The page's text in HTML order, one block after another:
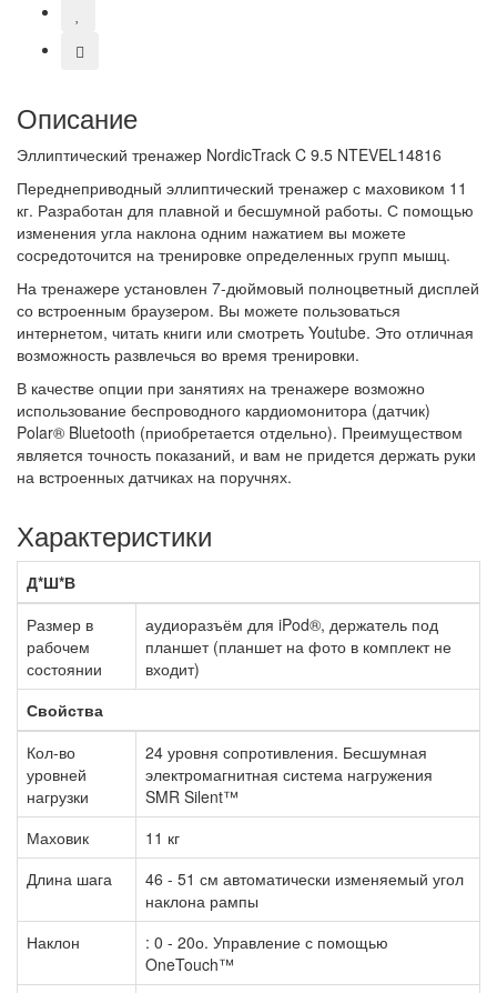
Описание
Эллиптический тренажер NordicTrack C 9.5 NTEVEL14816
Переднеприводный эллиптический тренажер с маховиком 11
кг. Разработан для плавной и бесшумной работы. С помощью
изменения угла наклона одним нажатием вы можете
сосредоточится на тренировке определенных групп мышц.
На тренажере установлен 7-дюймовый полноцветный дисплей
со встроенным браузером. Вы можете пользоваться
интернетом, читать книги или смотреть Youtube. Это отличная
возможность развлечься во время тренировки.
В качестве опции при занятиях на тренажере возможно
использование беспроводного кардиомонитора (датчик)
Polar® Bluetooth (приобретается отдельно). Преимуществом
является точность показаний, и вам не придется держать руки
на встроенных датчиках на поручнях.
Характеристики
Д*Ш*В
Размер в
рабочем
состоянии
аудиоразъём для iPod®, держатель под
планшет (планшет на фото в комплект не
входит)
Свойства
Кол-во
уровней
нагрузки
24 уровня сопротивления. Бесшумная
электромагнитная система нагружения
SMR Silent™
Маховик
11 кг
Длина шага
46 - 51 см автоматически изменяемый угол
наклона рампы
Наклон
: 0 - 20о. Управление с помощью
OneTouch™